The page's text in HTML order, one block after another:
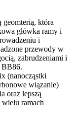
która
główka ramy i
i
przewody w
zabrudzeniami i
BB86.
(nanocząstki
wiązanie)
oraz lepszą
ramach